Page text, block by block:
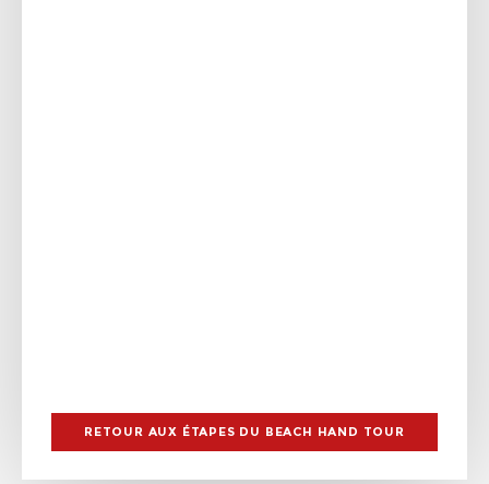
RETOUR AUX ÉTAPES DU BEACH HAND TOUR